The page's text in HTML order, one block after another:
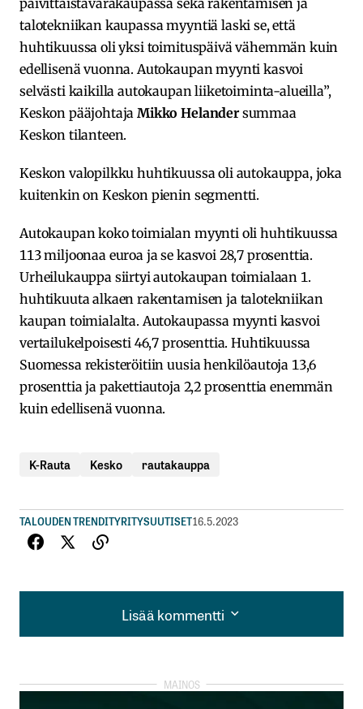
talotekniikan kaupassa myyntiä laski se, että
huhtikuussa oli yksi toimituspäivä vähemmän kuin
edellisenä vuonna. Autokaupan myynti kasvoi
selvästi kaikilla autokaupan liiketoiminta-alueilla”,
Keskon pääjohtajaMikko Helandersummaa
Keskon tilanteen.
Keskon valopilkku huhtikuussa oli autokauppa, joka
kuitenkin on Keskon pienin segmentti.
Autokaupan koko toimialan myynti oli huhtikuussa
113 miljoonaa euroa ja se kasvoi 28,7 prosenttia.
Urheilukauppa siirtyi autokaupan toimialaan 1.
huhtikuuta alkaen rakentamisen ja talotekniikan
kaupan toimialalta. Autokaupassa myynti kasvoi
vertailukelpoisesti 46,7 prosenttia. Huhtikuussa
Suomessa rekisteröitiin uusia henkilöautoja 13,6
prosenttia ja pakettiautoja 2,2 prosenttia enemmän
kuin edellisenä vuonna.
K-Rauta Kesko rautakauppa
TALOUDEN TRENDITYRITYSUUTISET16.5.2023
Lisää kommentti
Lisää kommentti
kirjautua